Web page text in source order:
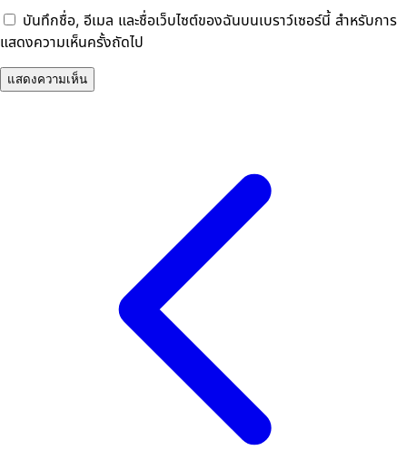
บันทึกชื่อ, อีเมล และชื่อเว็บไซต์ของฉันบนเบราว์เซอร์นี้ สำหรับการ
แสดงความเห็นครั้งถัดไป